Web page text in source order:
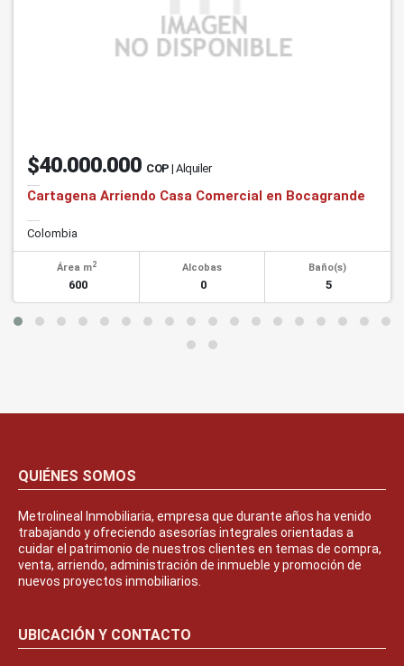
$40.000.000 COP | Alquiler
Cartagena Arriendo Casa Comercial en Bocagrande
Colombia
Área m2
600
Alcobas
0
Baño(s)
5
QUIÉNES SOMOS
Metrolineal Inmobiliaria, empresa que durante años ha venido
trabajando y ofreciendo asesorías integrales orientadas a
cuidar el patrimonio de nuestros clientes en temas de compra,
venta, arriendo, administración de inmueble y promoción de
nuevos proyectos inmobiliarios.
UBICACIÓN Y CONTACTO